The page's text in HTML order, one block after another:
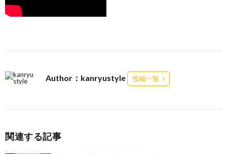
Author：kanryustyle 投稿一覧
関連する記事